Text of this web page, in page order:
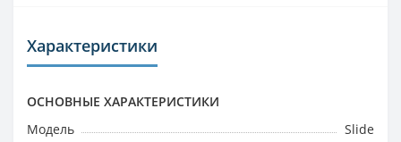
Характеристики
ОСНОВНЫЕ ХАРАКТЕРИСТИКИ
Модель
Slide